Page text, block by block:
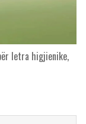
letra higjienike,